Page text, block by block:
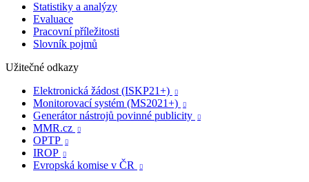
Statistiky a analýzy
Evaluace
Pracovní příležitosti
Slovník pojmů
Užitečné odkazy
Elektronická žádost (ISKP21+)

Monitorovací systém (MS2021+) 
Generátor nástrojů povinné publicity 
MMR.cz 
OPTP 
IROP 
Evropská komise v ČR 